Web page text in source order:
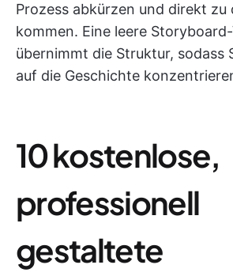
Prozess abkürzen und direkt zu
kommen. Eine leere
übernimmt die Struktur, sodass
auf die Geschichte
10 kostenlose,
professionell
gestaltete